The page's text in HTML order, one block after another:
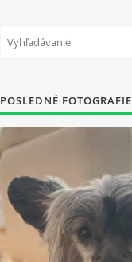
POSLEDNÉ FOTOGRAFIE